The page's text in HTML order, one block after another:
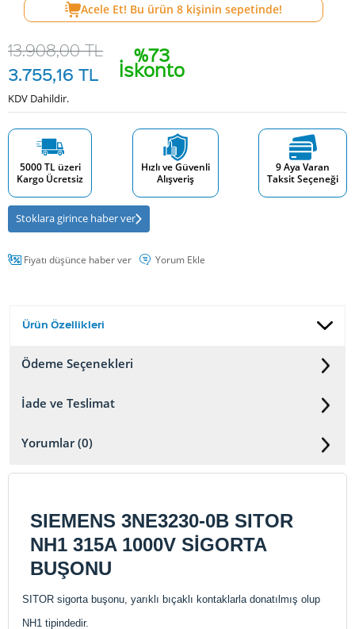
Acele Et! Bu ürün 8 kişinin sepetinde!
%73
İskonto
13.908,00TL
3.755,16 TL
KDV Dahildir.
5000 TL üzeri
Kargo Ücretsiz
Hızlı ve Güvenli
Alışveriş
9 Aya Varan
Taksit Seçeneği
Stoklara girince haber ver
Fiyatı düşünce haber ver Yorum Ekle
Ürün Özellikleri
Ödeme Seçenekleri
İade ve Teslimat
Yorumlar (0)
SIEMENS 3NE3230-0B SITOR
NH1 315A 1000V SİGORTA
BUŞONU
SITOR sigorta buşonu, yarıklı bıçaklı kontaklarla donatılmış olup
NH1 tipindedir.